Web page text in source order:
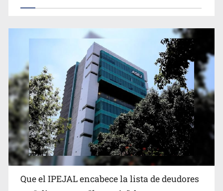
Que el IPEJAL encabece la lista de deudores